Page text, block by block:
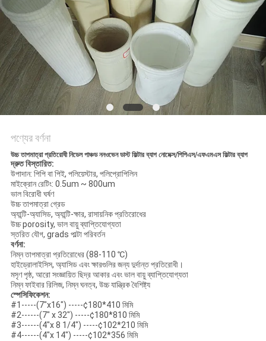
সাইট
ম্যাপ
PRIVACY
POLICY
পণ্যের বর্ণনা
উচ্চ তাপমাত্রা প্রতিরোধী নিডেল পাঞ্চড ননওভেন ডাস্ট ফিল্টার ব্যাগ নোমেক্স/পিপিএস/এফএমএস ফিল্টার ব্যাগ
দ্রুত বিস্তারিত:
উপাদান: পিপি বা পিই, পলিয়েস্টার, পলিপ্রোপিলিন
মাইক্রোন রেটিং: 0.5um ~ 800um
ভাল বিরোধী ঘর্ষণ
উচ্চ তাপমাত্রা গ্রেড
অ্যান্টি-অ্যাসিড, অ্যান্টি-ক্ষার, রাসায়নিক প্রতিরোধের
উচ্চ porosity, ভাল বায়ু ব্যাপ্তিযোগ্যতা
স্তরিত যৌগ, grads পাল্টা পরিবর্তন
বর্ণনা:
নিম্ন তাপমাত্রা প্রতিরোধের (88-110 ℃)
হাইড্রোলাইসিস, অ্যাসিড এবং ক্ষারগুলির জন্য দুর্দান্ত প্রতিরোধী।
মসৃণ পৃষ্ঠ, আরো সংজ্ঞায়িত ছিদ্র আকার এবং ভাল বায়ু ব্যাপ্তিযোগ্যতা
নিম্ন ফাইবার রিলিজ, নিম্ন ঘনত্ব, উচ্চ যান্ত্রিক বৈশিষ্ট্য
স্পেসিফিকেশন:
#1-----(7"x16") -----¢180*410 মিমি
#2------(7" x 32") -----¢180*810 মিমি
#3------(4"x 8 1/4") -----¢102*210 মিমি
#4------(4"x 14") -----¢102*356 মিমি